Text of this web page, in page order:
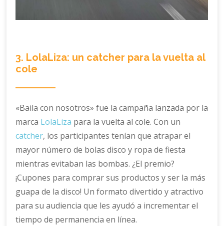
3. LolaLiza: un catcher para la vuelta al
cole
«Baila con nosotros» fue la campaña lanzada por la
marca LolaLiza para la vuelta al cole. Con un
catcher, los participantes tenían que atrapar el
mayor número de bolas disco y ropa de fiesta
mientras evitaban las bombas. ¿El premio?
¡Cupones para comprar sus productos y ser la más
guapa de la disco! Un formato divertido y atractivo
para su audiencia que les ayudó a incrementar el
tiempo de permanencia en línea.